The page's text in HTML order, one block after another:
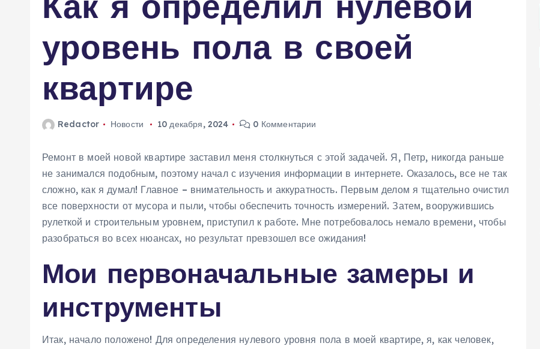
уровень пола в своей
квартире
Redactor Новости 10 декабря, 2024 0 Комментарии
Ремонт в моей новой квартире заставил меня столкнуться с этой задачей. Я, Петр, никогда раньше
не занимался подобным, поэтому начал с изучения информации в интернете. Оказалось, все не так
сложно, как я думал! Главное – внимательность и аккуратность. Первым делом я тщательно очистил
все поверхности от мусора и пыли, чтобы обеспечить точность измерений. Затем, вооружившись
рулеткой и строительным уровнем, приступил к работе. Мне потребовалось немало времени, чтобы
разобраться во всех нюансах, но результат превзошел все ожидания!
Мои первоначальные замеры и
инструменты
Итак, начало положено! Для определения нулевого уровня пола в моей квартире, я, как человек,